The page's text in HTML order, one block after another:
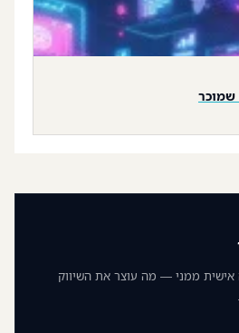
שמוכר
אישית ממני — מה עוצר את השיווק